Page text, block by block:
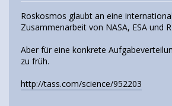
Roskosmos glaubt an eine
Zusammenarbeit von NASA, ESA und
Aber für eine konkrete
zu früh.
http://tass.com/science/952203